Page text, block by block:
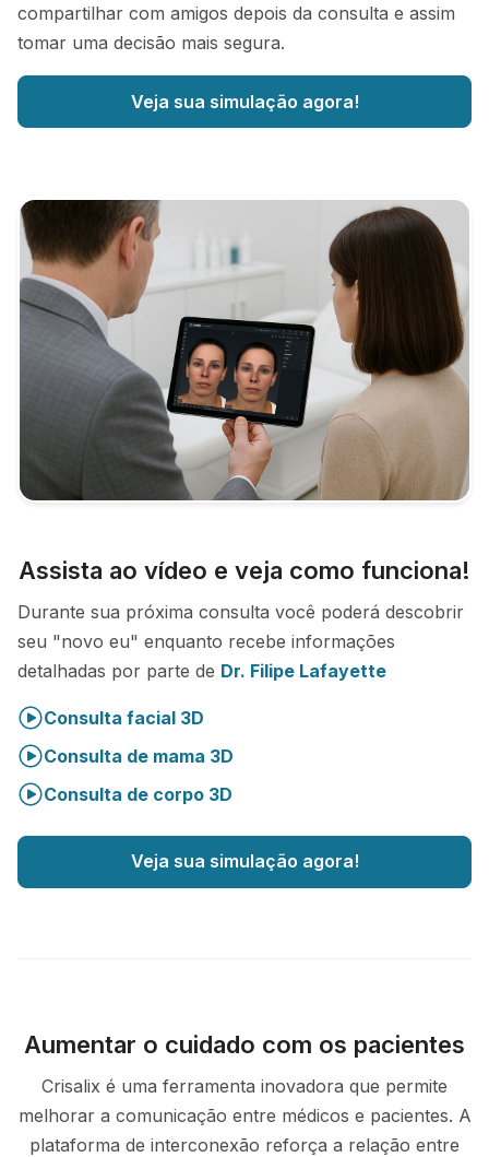
compartilhar com amigos depois da consulta e assim
tomar uma decisão mais segura.
Veja sua simulação agora!
Assista ao vídeo e veja como funciona!
Durante sua próxima consulta você poderá descobrir
seu "novo eu" enquanto recebe informações
detalhadas por parte de Dr. Filipe Lafayette
Consulta facial 3D
Consulta de mama 3D
Consulta de corpo 3D
Veja sua simulação agora!
Aumentar o cuidado com os pacientes
Crisalix é uma ferramenta inovadora que permite
melhorar a comunicação entre médicos e pacientes. A
plataforma de interconexão reforça a relação entre